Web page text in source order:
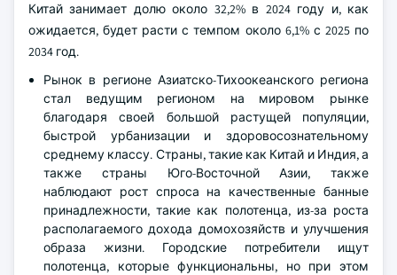
Китай занимает долю около 32,2% в 2024 году и, как
ожидается, будет расти с темпом около 6,1% с 2025 по
2034 год.
Рынок в регионе Азиатско-Тихоокеанского региона
стал ведущим регионом на мировом рынке
благодаря своей большой растущей популяции,
быстрой урбанизации и здоровосознательному
среднему классу. Страны, такие как Китай и Индия, а
также страны Юго-Восточной Азии, также
наблюдают рост спроса на качественные банные
принадлежности, такие как полотенца, из-за роста
располагаемого дохода домохозяйств и улучшения
образа жизни. Городские потребители ищут
полотенца, которые функциональны, но при этом